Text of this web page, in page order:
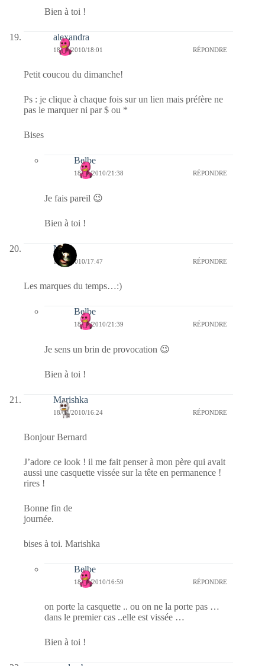
Bien à toi !
alexandra
18/04/2010/18:01 RÉPONDRE
Petit coucou du dimanche!
Ps : je clique à chaque fois sur un lien mais préfère ne
pas le marquer ni par $ ou *
Bises
Belbe
18/04/2010/21:38 RÉPONDRE
Je fais pareil 😉
Bien à toi !
Nova
18/04/2010/17:47 RÉPONDRE
Les marques du temps…:)
Belbe
18/04/2010/21:39 RÉPONDRE
Je sens un brin de provocation 😉
Bien à toi !
Marishka
18/04/2010/16:24 RÉPONDRE
Bonjour Bernard
J’adore ce look ! il me fait penser à mon père qui avait
aussi une casquette vissée sur la tête en permanence !
rires !
Bonne fin de
journée.
bises à toi. Marishka
Belbe
18/04/2010/16:59 RÉPONDRE
on porte la casquette .. ou on ne la porte pas …
dans le premier cas ..elle est vissée …
Bien à toi !